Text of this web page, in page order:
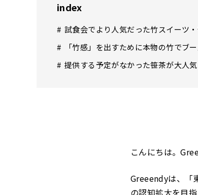
index
試食会でより人気だった竹スイーツ
「竹感」を出すために本物の竹でブー
提供する予定がなかった笹茶が大人気
こんにちは。
Greeendyは、「
の認知拡大を目